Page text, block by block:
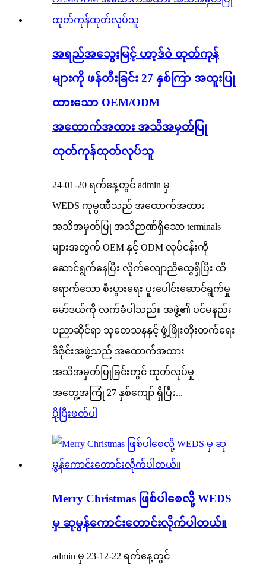
အရည်အသွေးမြင့် ဟာ့ဒ်ဝဲ ထုတ်ကုန်
များကို ဖန်တီးခြင်း 27 နှစ်ကြာ အထူးပြု
ထားသော OEM/ODM
အထောက်အထား အသိအမှတ်ပြု
ထုတ်ကုန်ထုတ်လုပ်သူ
24-01-20 ရက်နေ့တွင် admin မှ
WEDS ကုမ္ပဏီသည် အထောက်အထား
အသိအမှတ်ပြု အသိဉာဏ်ရှိသော terminals
များအတွက် OEM နှင့် ODM လုပ်ငန်းကို
ဆောင်ရွက်နေပြီး လိုက်လျောညီထွေရှိပြီး ထိ
ရောက်သော စီးပွားရေး ပူးပေါင်းဆောင်ရွက်မှု
မော်ဒယ်ကို လက်ခံပါသည်။ အဖွဲ့၏ ပင်မနည်း
ပညာဆိုင်ရာ သုတေသနနှင့် ဖွံ့ဖြိုးတိုးတက်ရေး
ဒီဇိုင်းအဖွဲ့သည် အထောက်အထား
အသိအမှတ်ပြုခြင်းတွင် ထုတ်လုပ်မှု
အတွေ့အကြုံ 27 နှစ်ကျော် ရှိပြီး...
ပိုပြီးဖတ်ပါ
Merry Christmas ဖြစ်ပါစေလို့ WEDS
မှ ဆုမွန်ကောင်းတောင်းလိုက်ပါတယ်။
admin မှ 23-12-22 ရက်နေ့တွင်